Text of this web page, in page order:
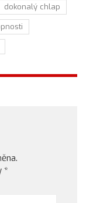
dokonalý chlap
*